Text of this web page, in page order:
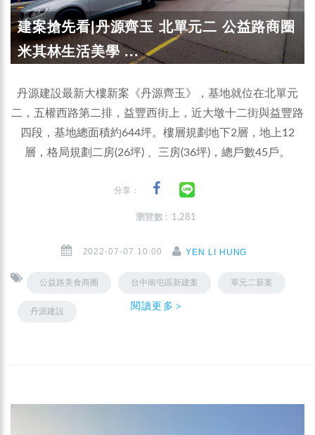
建案搶先看|丹源齊玉 北單元二 公益路商圈
米其林生活美學 ...
丹源建設最新大樓新案《丹源齊玉》，基地就位在北單元
二，五權西路第二排，益豐西街上，近大墩十二街與益豐路
四段，基地總面積約644坪。樓層規劃地下2層，地上12
層，格局規劃二房(26坪) 、三房(36坪)，總戶數45戶。
分享：
瀏覽數 : 1,281
2022-07-07 10:00 YEN LI HUNG
公益路美食商圈 台中南屯區新建案 單元二新案
丹源建設 閱讀更多＞